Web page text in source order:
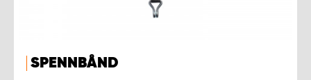
SPENNBÅND